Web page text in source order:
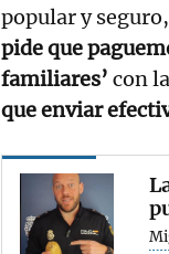
popular y
pide que
familiares’ con
que enviar